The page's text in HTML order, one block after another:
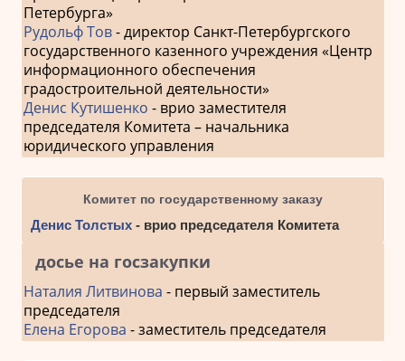
Петербурга»
Рудольф Тов- директор Санкт-Петербургского
государственного казенного учреждения «Центр
информационного обеспечения
градостроительной деятельности»
Денис Кутишенко - врио заместителя
председателя Комитета – начальника
юридического управления
Комитет по государственному заказу
Денис Толстых- врио председателя Комитета
досье на госзакупки
Наталия Литвинова - первый заместитель
председателя
Елена Егорова - заместитель председателя